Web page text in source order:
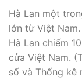
Hà Lan một
lớn từ Việt
Hà Lan chiếm
cửa Việt Nam.
số và Thống kê